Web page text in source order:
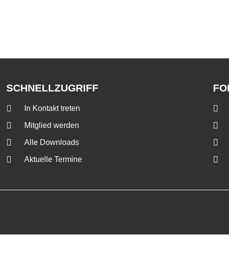
SCHNELLZUGRIFF
In Kontakt treten
Mitglied werden
Alle Downloads
Aktuelle Termine